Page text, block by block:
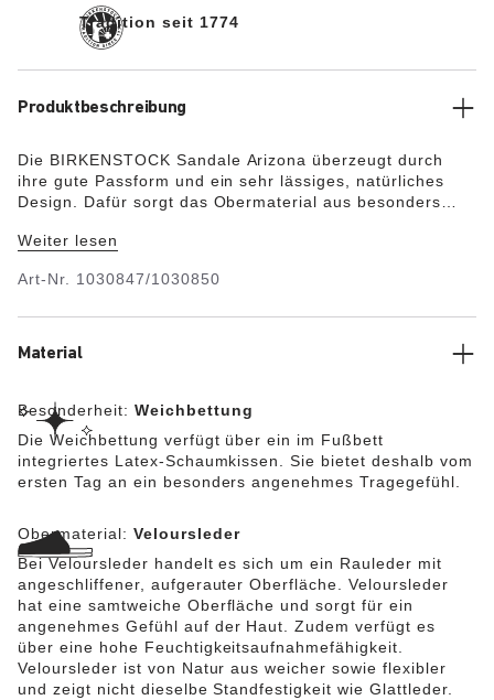
Tradition seit 1774
Produktbeschreibung
Die BIRKENSTOCK Sandale Arizona überzeugt durch
ihre gute Passform und ein sehr lässiges, natürliches
Design. Dafür sorgt das Obermaterial aus besonders
zweite Haut an den Fuß anschmiegt. Das Original
Tragekomfort.
Weiter lesen
Art-Nr. 1030847/1030850
Material
Besonderheit: Weichbettung
Die Weichbettung verfügt über ein im Fußbett
integriertes Latex-Schaumkissen. Sie bietet deshalb vom
ersten Tag an ein besonders angenehmes Tragegefühl.
Obermaterial: Veloursleder
Bei Veloursleder handelt es sich um ein Rauleder mit
angeschliffener, aufgerauter Oberfläche. Veloursleder
hat eine samtweiche Oberfläche und sorgt für ein
angenehmes Gefühl auf der Haut. Zudem verfügt es
über eine hohe Feuchtigkeitsaufnahmefähigkeit.
Veloursleder ist von Natur aus weicher sowie flexibler
und zeigt nicht dieselbe Standfestigkeit wie Glattleder.